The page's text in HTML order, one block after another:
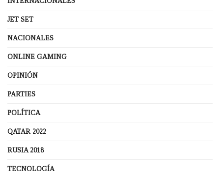
JET SET
NACIONALES
ONLINE GAMING
OPINIÓN
PARTIES
POLÍTICA
QATAR 2022
RUSIA 2018
TECNOLOGÍA